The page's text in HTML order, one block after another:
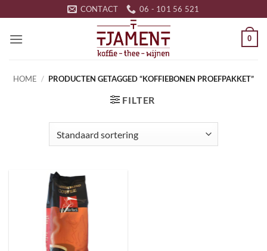
naar
inhoud
CONTACT 06 - 101 56 521
0
HOME / PRODUCTEN GETAGGED “KOFFIEBONEN PROEFPAKKET”
FILTER